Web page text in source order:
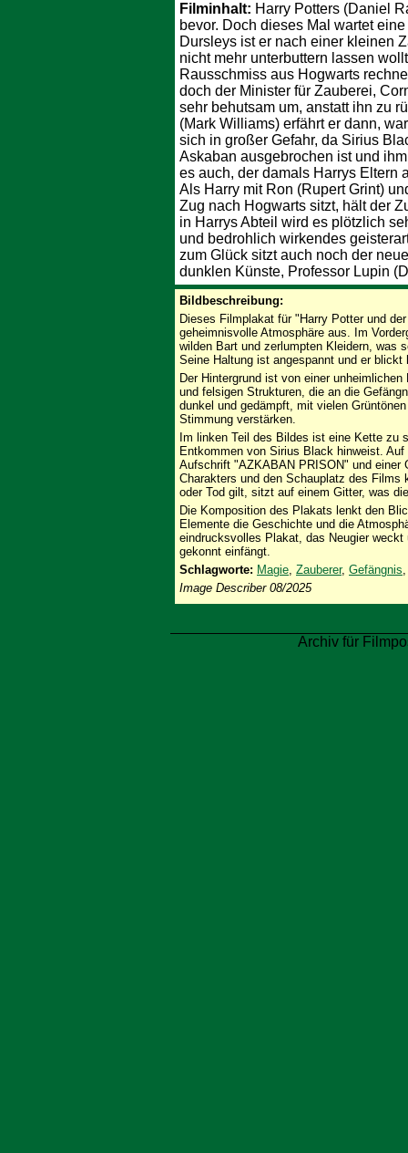
Filminhalt: Harry Potters (Daniel
bevor. Doch dieses Mal wartet
Dursleys ist er nach einer kleinen
nicht mehr unterbuttern lassen
Rausschmiss aus Hogwarts
doch der Minister für Zauberei,
sehr behutsam um, anstatt ihn zu
(Mark Williams) erfährt er dann,
sich in großer Gefahr, da Sirius
Askaban ausgebrochen ist und
es auch, der damals Harrys Eltern
Als Harry mit Ron (Rupert Grint)
Zug nach Hogwarts sitzt, hält der
in Harrys Abteil wird es plötzlich
und bedrohlich wirkendes
zum Glück sitzt auch noch der
dunklen Künste, Professor Lupin
Bildbeschreibung:
Dieses Filmplakat für "Harry Potter und
geheimnisvolle Atmosphäre aus. Im
wilden Bart und zerlumpten Kleidern, was
Seine Haltung ist angespannt und er blickt
Der Hintergrund ist von einer
und felsigen Strukturen, die an die
dunkel und gedämpft, mit vielen
Stimmung verstärken.
Im linken Teil des Bildes ist eine Kette zu
Entkommen von Sirius Black hinweist.
Aufschrift "AZKABAN PRISON" und einer
Charakters und den Schauplatz des
oder Tod gilt, sitzt auf einem Gitter, was
Die Komposition des Plakats lenkt den
Elemente die Geschichte und die
eindrucksvolles Plakat, das Neugier
gekonnt einfängt.
Schlagworte: Magie, Zauberer, Gefängnis
Image Describer 08/2025
Archiv für